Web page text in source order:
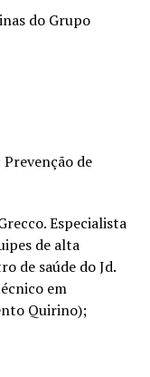
do Grupo
de
Especialista
de alta
de saúde do Jd.
em
Quirino);